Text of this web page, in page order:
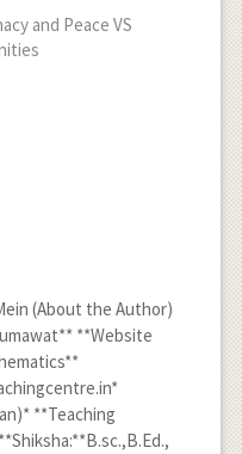
and Peace VS
(About the Author)
**Website
**Teaching